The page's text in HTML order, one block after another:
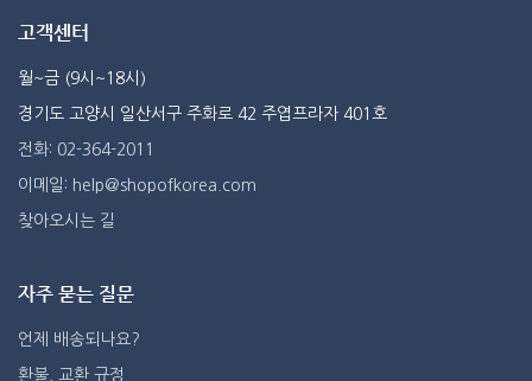
고객센터
월~금 (9시~18시)
경기도 고양시 일산서구 주화로 42 주엽프라자 401호
전화: 02-364-2011
이메일: help@shopofkorea.com
찾아오시는 길
자주 묻는 질문
언제 배송되나요?
환불, 교환 규정